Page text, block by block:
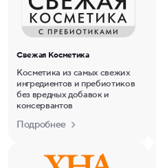
Свежая Косметика
Косметика из самых свежих
ингредиентов и пребиотиков
без вредных добавок и
консервантов
Подробнее